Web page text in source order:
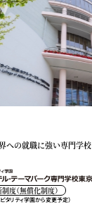
への就職に強い専門学校
度（無償化制度）
タリティ学園から変更予定）